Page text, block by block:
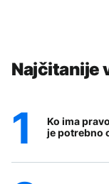
Najčitanije
Ko ima
je potrebno